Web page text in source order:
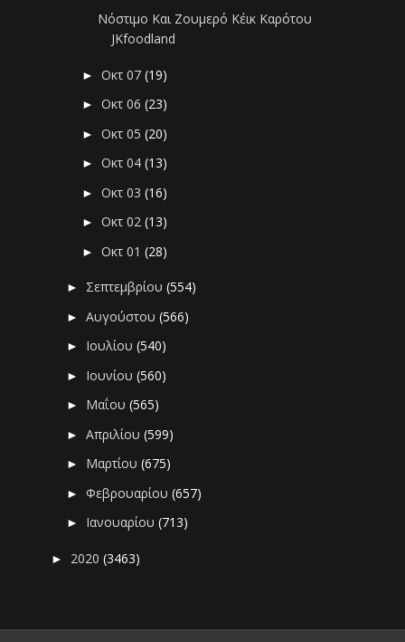
Νόστιμο Και Ζουμερό Κέικ Καρότου
JKfoodland
►Οκτ 07(19)
►Οκτ 06(23)
►Οκτ 05(20)
►Οκτ 04(13)
►Οκτ 03(16)
►Οκτ 02(13)
►Οκτ 01(28)
► Σεπτεμβρίου(554)
►Αυγούστου(566)
► Ιουλίου(540)
► Ιουνίου(560)
► Μαΐου(565)
►Απριλίου(599)
► Μαρτίου(675)
►Φεβρουαρίου(657)
► Ιανουαρίου(713)
► 2020(3463)